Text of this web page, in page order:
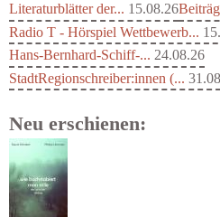
Literaturblätter der... 15.08.26
Radio T - Hörspiel Wettbewerb...
Hans-Bernhard-Schiff-... 24.08.26
StadtRegionschreiber:innen (...
Neu erschienen: